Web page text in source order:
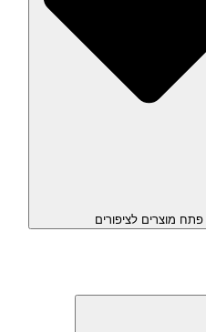
פתח מוצרים לציפורים